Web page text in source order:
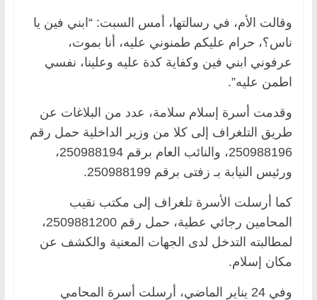
وقالت الأم، في رسالتها، أمس السبت: “ابني فين يا
ناس؟، حرام عليكم طمنوني عليه، أنا بموت،
عرفوني ابني فين وكفاية كدة عليه وعلينا، نفسي
اطمن عليه”.
وقدمت أسرة إسلام سلامة، عدد من البلاغات عن
طريق التلغراف إلى كلا من وزير الداخلية حمل رقم
250988196، والنائب العام برقم 250988194،
ورئيس النيابة بـ زفتى برقم 250988199.
كما أرسلت الأسرة تلغراف إلى مكتب نقيب
المحامين رجائي عطية، حمل رقم 2509881200،
لمطالبته التدخل لدى الجهات المعنية والكشف عن
مكان إسلام.
وفي 24 يناير الماضي، أرسلت أسرة المحامي